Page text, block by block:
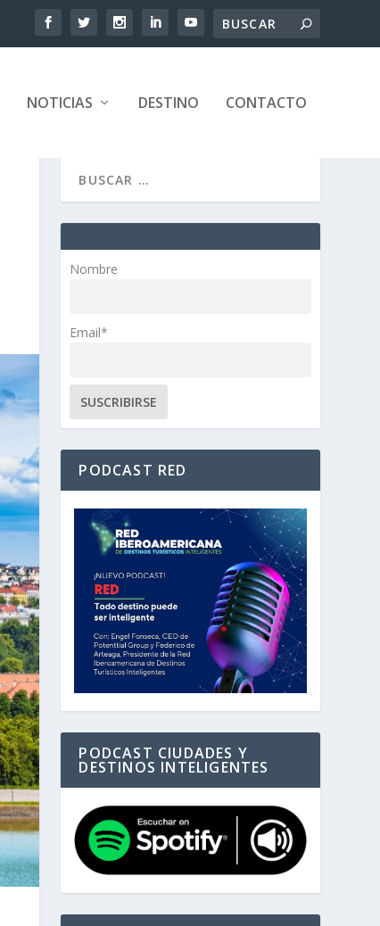
NOTICIAS DESTINO CONTACTO
Nombre
Email*
PODCAST RED
PODCAST CIUDADES Y
DESTINOS INTELIGENTES